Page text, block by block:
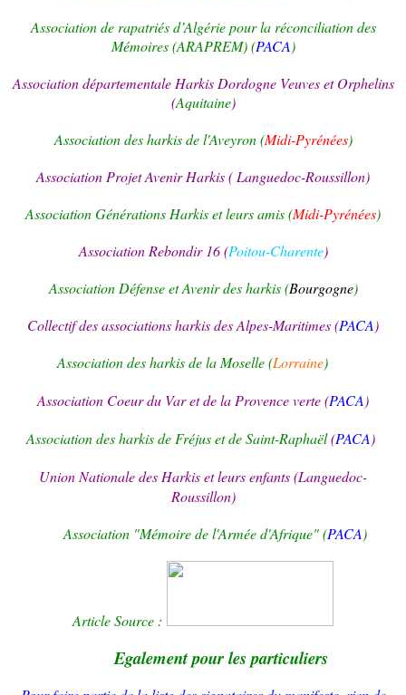
Association de rapatriés d’Algérie pour la réconciliation des
Mémoires (ARAPREM) (PACA)
Association départementale Harkis Dordogne Veuves et Orphelins
(Aquitaine)
Association des harkis de l'Aveyron (Midi-Pyrénées)
Association Projet Avenir Harkis ( Languedoc-Roussillon)
Association Générations Harkis et leurs amis (Midi-Pyrénées)
Association Rebondir 16 (Poitou-Charente)
Association Défense et Avenir des harkis (Bourgogne)
Collectif des associations harkis des Alpes-Maritimes (PACA)
Association des harkis de la Moselle (Lorraine)
Association Coeur du Var et de la Provence verte (PACA)
Association des harkis de Fréjus et de Saint-Raphaël(PACA)
Union Nationale des Harkis et leurs enfants (Languedoc-
Roussillon)
Association "Mémoire de l'Armée d'Afrique" (PACA)
Article Source :
Egalement pour les particuliers